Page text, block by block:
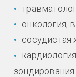
онкология,
сосудистая
зондирования